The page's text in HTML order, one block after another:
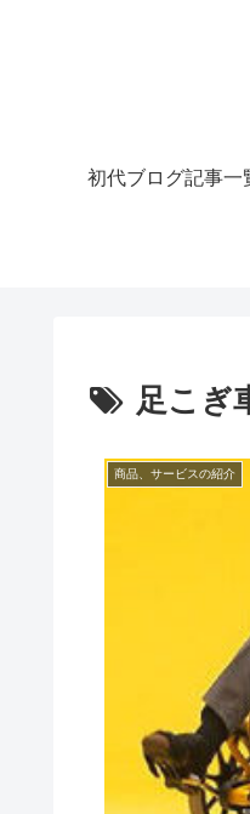
初代ブログ記事一
足こぎ
商品、サービスの紹介